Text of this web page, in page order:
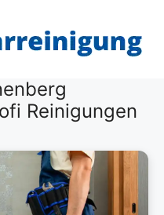
Reinigungen